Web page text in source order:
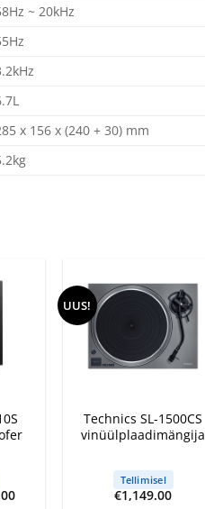
~ 20kHz
x 156 x (240 + 30) mm
Current
UUS!
Technics SL-1500CS
vinüülplaadimängija
Tellimisel
€1,149.00